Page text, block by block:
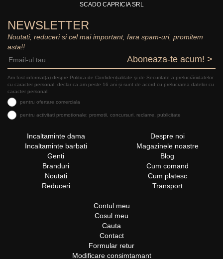
SCADO CAPRICIA SRL
NEWSLETTER
Noutati, reduceri si cel mai important, fara spam-uri, promitem
asta!!
Aboneaza-te acum! >
Am fost informat(a) despre Politica de Confidențialitate şi de Securitate a prelucrăriidatelor
cu caracter personal, declar ca am peste 16 ani și sunt de acord cu prelucrarea datelor cu
caracter personal:
pentru ofertare comerciala
pentru activitati promotionale: promotii, concursuri, reclame, publicitate
Incaltaminte dama
Incaltaminte barbati
Genti
Branduri
Noutati
Reduceri
Despre noi
Magazinele noastre
Blog
Cum comand
Cum platesc
Transport
Contul meu
Cosul meu
Cauta
Contact
Formular retur
Modificare consimtamant